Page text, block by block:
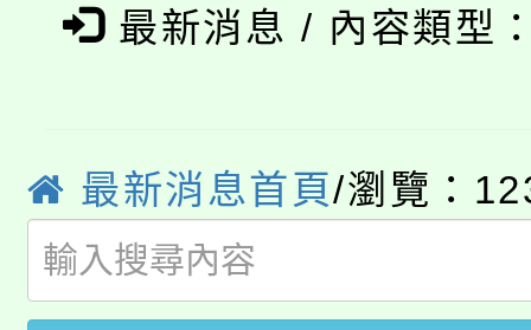
代理(課)教師甄選結果(
「2026金融保險知識
代理(課)教師甄選結果(
公告本校115學年度第
代理(課)教師甄選結果(
轉知中國文化大學推廣
最新消息 / 內容類型
最新消息首頁/瀏覽：